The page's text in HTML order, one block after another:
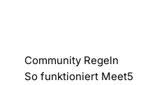
Community Regeln
So funktioniert Meet5